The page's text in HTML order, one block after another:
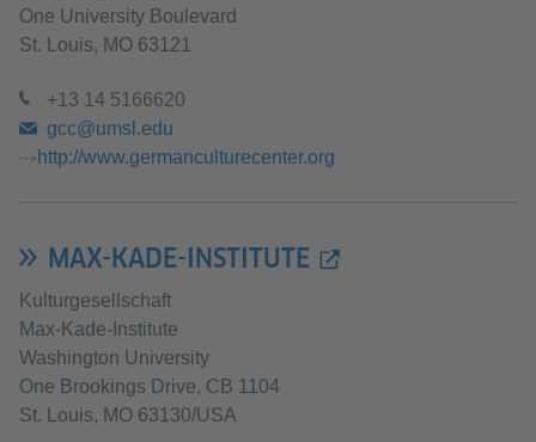
One University Boulevard
St. Louis, MO 63121
+13 14 5166620
gcc@umsl.edu
http://www.germanculturecenter.org
MAX-KADE-INSTITUTE
Kulturgesellschaft
Max-Kade-Institute
Washington University
One Brookings Drive, CB 1104
St. Louis, MO 63130/USA